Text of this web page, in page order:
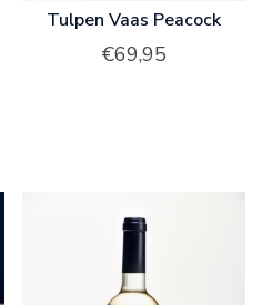
Tulpen Vaas Peacock
€69,95